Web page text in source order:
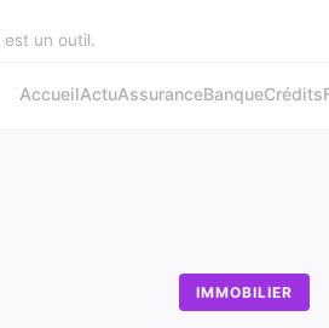
un outil.
AccueilActuAssuranceBanqueCrédits
IMMOBILIER